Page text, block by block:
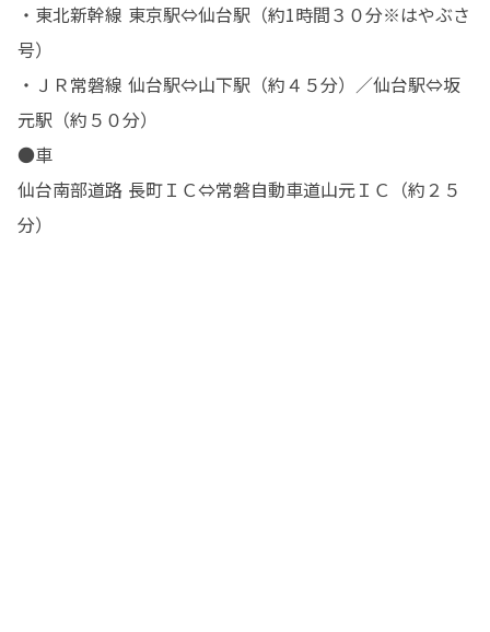
・東北新幹線 東京駅⇔仙台駅（約1時間３０分※はやぶさ
号）
・ＪＲ常磐線 仙台駅⇔山下駅（約４５分）／仙台駅⇔坂
元駅（約５０分）
●車
仙台南部道路 長町ＩＣ⇔常磐自動車道山元ＩＣ（約２５
分）